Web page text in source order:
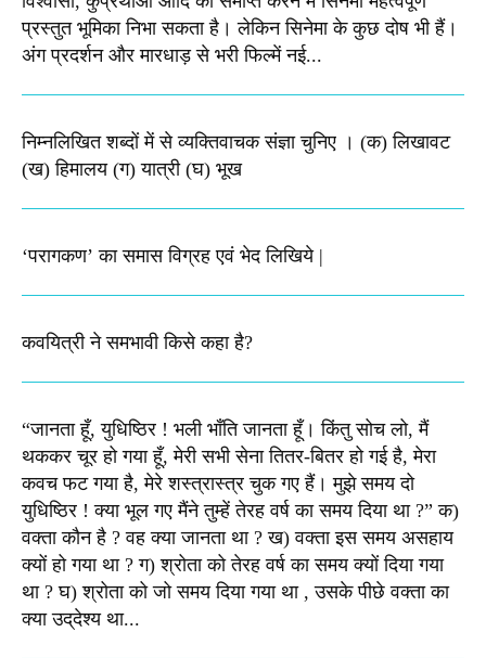
प्रस्तुत भूमिका निभा सकता है। लेकिन सिनेमा के कुछ दोष भी हैं।
अंग प्रदर्शन और मारधाड़ से भरी फिल्में नई...
निम्नलिखित शब्दों में से व्यक्तिवाचक संज्ञा चुनिए । (क) लिखावट
(ख) हिमालय (ग) यात्री (घ) भूख​
‘परागकण’ का समास विग्रह एवं भेद लिखिये |
कवयित्री ने समभावी किसे कहा है?
“जानता हूँ, युधिष्ठिर ! भली भाँति जानता हूँ। किंतु सोच लो, मैं
थककर चूर हो गया हूँ, मेरी सभी सेना तितर-बितर हो गई है, मेरा
कवच फट गया है, मेरे शस्‍त्रास्‍त्र चुक गए हैं। मुझे समय दो
युधिष्‍ठिर ! क्‍या भूल गए मैंने तुम्‍हें तेरह वर्ष का समय दिया था ?” क)
वक्‍ता कौन है ? वह क्‍या जानता था ? ख) वक्‍ता इस समय असहाय
क्यों हो गया था ? ग) श्रोता को तेरह वर्ष का समय क्‍यों दिया गया
था ? घ) श्रोता को जो समय दिया गया था , उसके पीछे वक्‍ता का
क्‍या उद्‌देश्‍य था...